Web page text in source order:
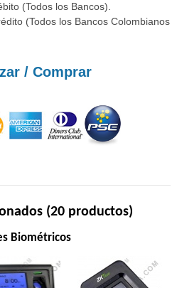
(Todos los Bancos).
(Todos los Bancos Colombianos
/ Comprar
(20 productos)
Biométricos